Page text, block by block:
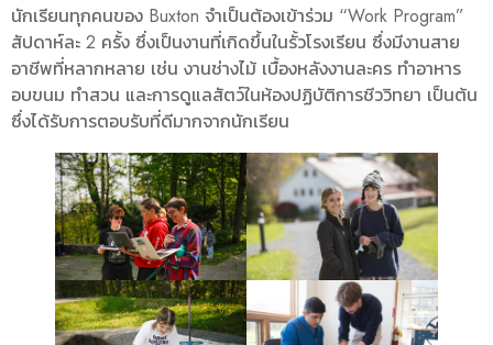
นักเรียนทุกคนของ Buxton จำเป็นต้องเข้าร่วม “Work Program”
สัปดาห์ละ 2 ครั้ง ซึ่งเป็นงานที่เกิดขึ้นในรั้วโรงเรียน ซึ่งมีงานสาย
อาชีพที่หลากหลาย เช่น งานช่างไม้ เบื้องหลังงานละคร ทำอาหาร
อบขนม ทำสวน และการดูแลสัตว์ในห้องปฏิบัติการชีววิทยา เป็นต้น
ซึ่งได้รับการตอบรับที่ดีมากจากนักเรียน